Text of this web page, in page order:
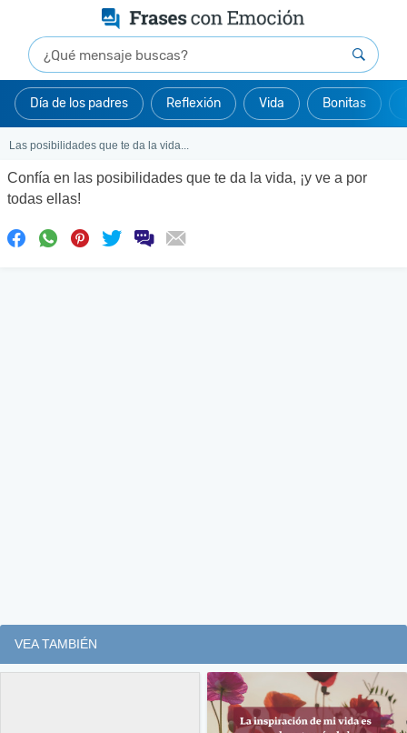
Día de los padres Reflexión Vida Bonitas
Las posibilidades que te da la vida...
Confía en las posibilidades que te da la vida, ¡y ve a por
todas ellas!
VEA TAMBIÉN